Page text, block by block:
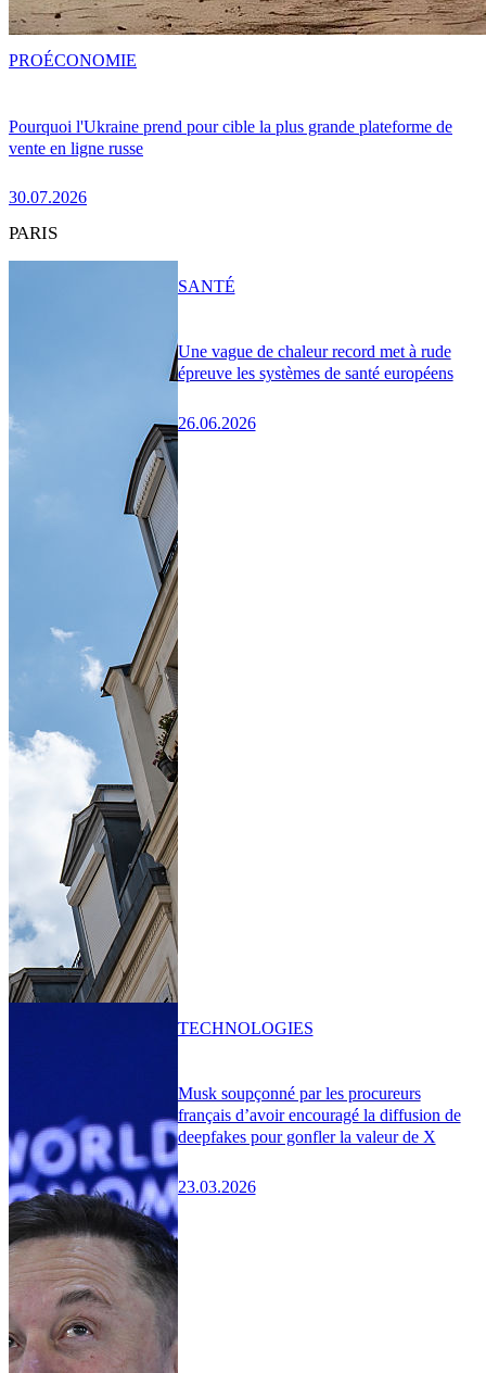
Pourquoi l'Ukraine prend pour cible la plus grande plateforme de
vente en ligne russe
30.07.2026
PROÉCONOMIE
PARIS
Une vague de chaleur record met à rude
épreuve les systèmes de santé européens
26.06.2026
SANTÉ
Musk soupçonné par les procureurs
français d’avoir encouragé la diffusion de
deepfakes pour gonfler la valeur de X
23.03.2026
TECHNOLOGIES